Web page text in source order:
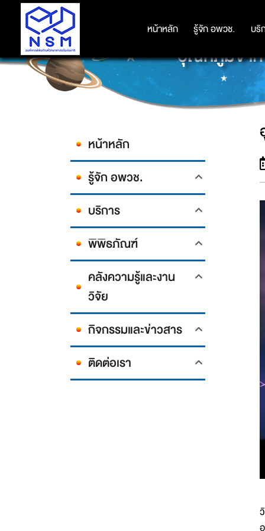
หน้าหลัก รู้จัก อพวช. บริ
หน้าหลัก รู้จัก อพวช. บริ
อุณหภูมิจาก
หน้าหลัก
รู้จัก อพวช.
บริการ
พิพิธภัณฑ์
คลังความรู้และงาน
วิจัย
กิจกรรมและข่าวสาร
ติดต่อเรา